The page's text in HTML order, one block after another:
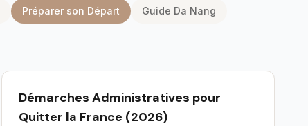
Préparer son Départ Guide Da Nang
Démarches Administratives pour
Quitter la France (2026)